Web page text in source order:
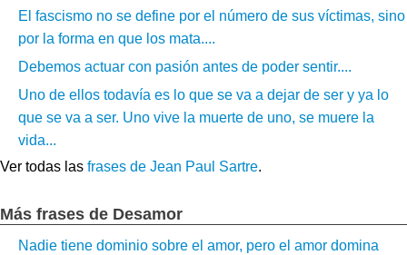
El fascismo no se define por el número de sus víctimas, sino
por la forma en que los mata....
Debemos actuar con pasión antes de poder sentir....
Uno de ellos todavía es lo que se va a dejar de ser y ya lo
que se va a ser. Uno vive la muerte de uno, se muere la
vida...
Ver todas las frases de Jean Paul Sartre.
Más frases de Desamor
Nadie tiene dominio sobre el amor, pero el amor domina